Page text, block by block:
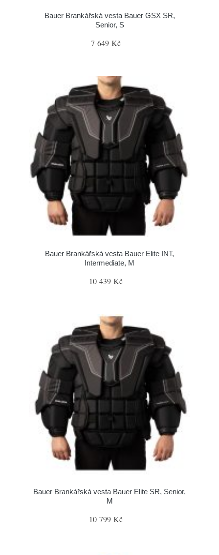
Bauer Brankářská vesta Bauer GSX SR,
Senior, S
7 649 Kč
Bauer Brankářská vesta Bauer Elite INT,
Intermediate, M
10 439 Kč
Bauer Brankářská vesta Bauer Elite SR, Senior,
M
10 799 Kč